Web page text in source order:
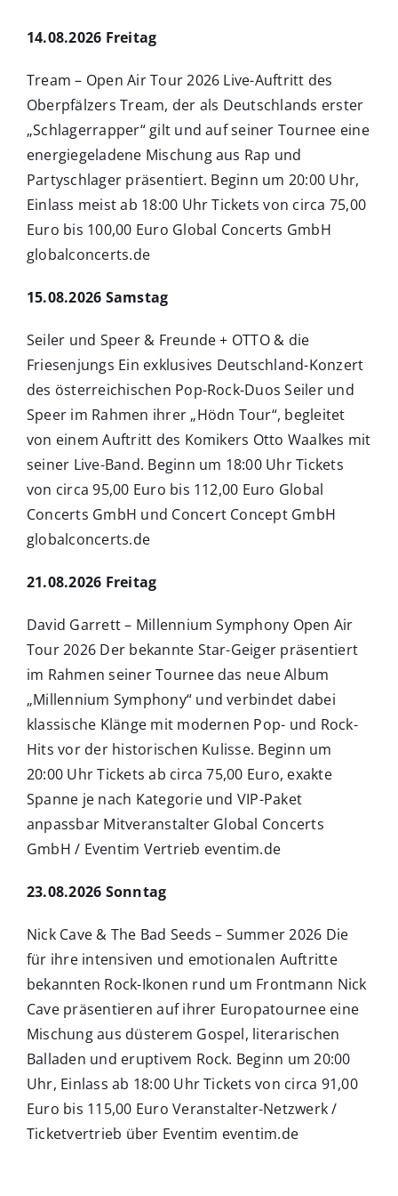
14.08.2026 Freitag
Tream – Open Air Tour 2026 Live-Auftritt des
Oberpfälzers Tream, der als Deutschlands erster
„Schlagerrapper“ gilt und auf seiner Tournee eine
energiegeladene Mischung aus Rap und
Partyschlager präsentiert. Beginn um 20:00 Uhr,
Einlass meist ab 18:00 Uhr Tickets von circa 75,00
Euro bis 100,00 Euro Global Concerts GmbH
globalconcerts.de
15.08.2026 Samstag
Seiler und Speer & Freunde + OTTO & die
Friesenjungs Ein exklusives Deutschland-Konzert
des österreichischen Pop-Rock-Duos Seiler und
Speer im Rahmen ihrer „Hödn Tour“, begleitet
von einem Auftritt des Komikers Otto Waalkes mit
seiner Live-Band. Beginn um 18:00 Uhr Tickets
von circa 95,00 Euro bis 112,00 Euro Global
Concerts GmbH und Concert Concept GmbH
globalconcerts.de
21.08.2026 Freitag
David Garrett – Millennium Symphony Open Air
Tour 2026 Der bekannte Star-Geiger präsentiert
im Rahmen seiner Tournee das neue Album
„Millennium Symphony“ und verbindet dabei
klassische Klänge mit modernen Pop- und Rock-
Hits vor der historischen Kulisse. Beginn um
20:00 Uhr Tickets ab circa 75,00 Euro, exakte
Spanne je nach Kategorie und VIP-Paket
anpassbar Mitveranstalter Global Concerts
GmbH / Eventim Vertrieb eventim.de
23.08.2026 Sonntag
Nick Cave & The Bad Seeds – Summer 2026 Die
für ihre intensiven und emotionalen Auftritte
bekannten Rock-Ikonen rund um Frontmann Nick
Cave präsentieren auf ihrer Europatournee eine
Mischung aus düsterem Gospel, literarischen
Balladen und eruptivem Rock. Beginn um 20:00
Uhr, Einlass ab 18:00 Uhr Tickets von circa 91,00
Euro bis 115,00 Euro Veranstalter-Netzwerk /
Ticketvertrieb über Eventim eventim.de